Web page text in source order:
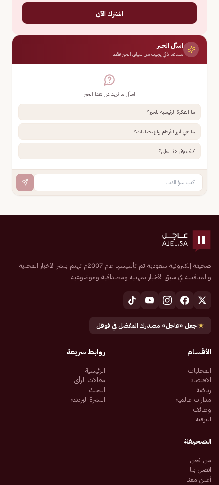
اشترك الآن
اسأل الخبر
مساعد ذكي يجيب من سياق الخبر فقط
اسأل ما تريد عن هذا الخبر
ما الفكرة الرئيسية للخبر؟
ما هي أبرز الأرقام والإحصاءات؟
كيف يؤثر هذا علي؟
صحيفة إلكترونية سعودية تم تأسيسها عام 2007م تهتم بنشر الأخبار المحلية
والمنافسة في سبق الأخبار بمهنية ومصداقية وموضوعية
★اجعل «عاجل» مصدرك المفضل في قوقل
الأقسام
المحليات
الاقتصاد
رياضة
مدارات عالمية
وظائف
الترفيه
روابط سريعة
الرئيسية
مقالات الرأي
البحث
النشرة البريدية
الصحيفة
من نحن
اتصل بنا
أعلن معنا